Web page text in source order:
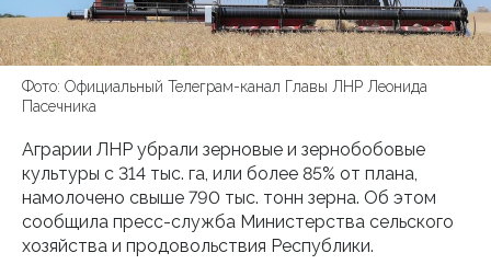
Фото: Официальный Телеграм-канал Главы ЛНР Леонида
Пасечника
Аграрии ЛНР убрали зерновые и зернобобовые
культуры с 314 тыс. га, или более 85% от плана,
намолочено свыше 790 тыс. тонн зерна. Об этом
сообщила пресс-служба Министерства сельского
хозяйства и продовольствия Республики.